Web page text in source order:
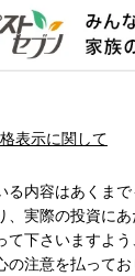
表示に関して
る内容はあくま
、実際の投資に
て下さいますよ
の注意を払って